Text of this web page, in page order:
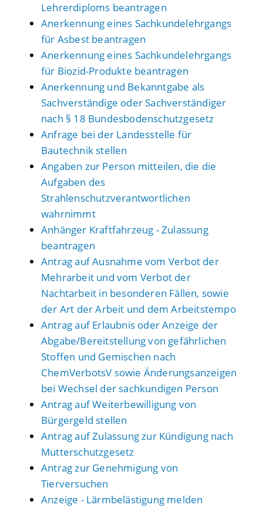
Lehrerdiploms beantragen
Anerkennung eines Sachkundelehrgangs
für Asbest beantragen
Anerkennung eines Sachkundelehrgangs
für Biozid-Produkte beantragen
Anerkennung und Bekanntgabe als
Sachverständige oder Sachverständiger
nach § 18 Bundesbodenschutzgesetz
Anfrage bei der Landesstelle für
Bautechnik stellen
Angaben zur Person mitteilen, die die
Aufgaben des
Strahlenschutzverantwortlichen
wahrnimmt
Anhänger Kraftfahrzeug - Zulassung
beantragen
Antrag auf Ausnahme vom Verbot der
Mehrarbeit und vom Verbot der
Nachtarbeit in besonderen Fällen, sowie
der Art der Arbeit und dem Arbeitstempo
Antrag auf Erlaubnis oder Anzeige der
Abgabe/Bereitstellung von gefährlichen
Stoffen und Gemischen nach
ChemVerbotsV sowie Änderungsanzeigen
bei Wechsel der sachkundigen Person
Antrag auf Weiterbewilligung von
Bürgergeld stellen
Antrag auf Zulassung zur Kündigung nach
Mutterschutzgesetz
Antrag zur Genehmigung von
Tierversuchen
Anzeige - Lärmbelästigung melden